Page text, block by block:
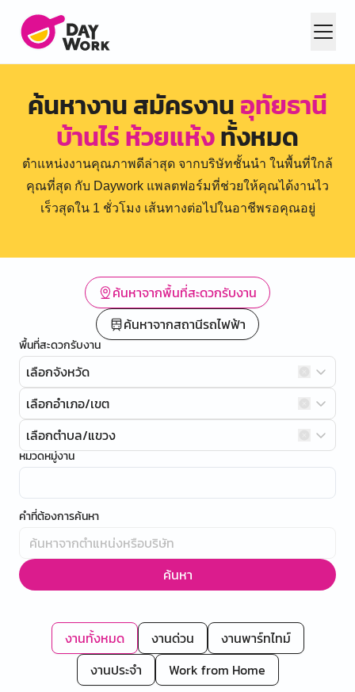
ค้นหางาน สมัครงานอุทัยธานี
บ้านไร่ ห้วยแห้งทั้งหมด
ตำแหน่งงานคุณภาพดีล่าสุด จากบริษัทชั้นนำ ในพื้นที่ใกล้
คุณที่สุด กับ Daywork แพลตฟอร์มที่ช่วยให้คุณได้งานไว
เร็วสุดใน 1 ชั่วโมง เส้นทางต่อไปในอาชีพรอคุณอยู่
ค้นหาจากพื้นที่สะดวกรับงาน
ค้นหาจากสถานีรถไฟฟ้า
พื้นที่สะดวกรับงาน
เลือกจังหวัด
เลือกอำเภอ/เขต
เลือกตำบล/แขวง
หมวดหมู่งาน
คำที่ต้องการค้นหา
ค้นหา
งานทั้งหมด งานด่วน
งานพาร์ทไทม์
งานประจำ
Work from Home